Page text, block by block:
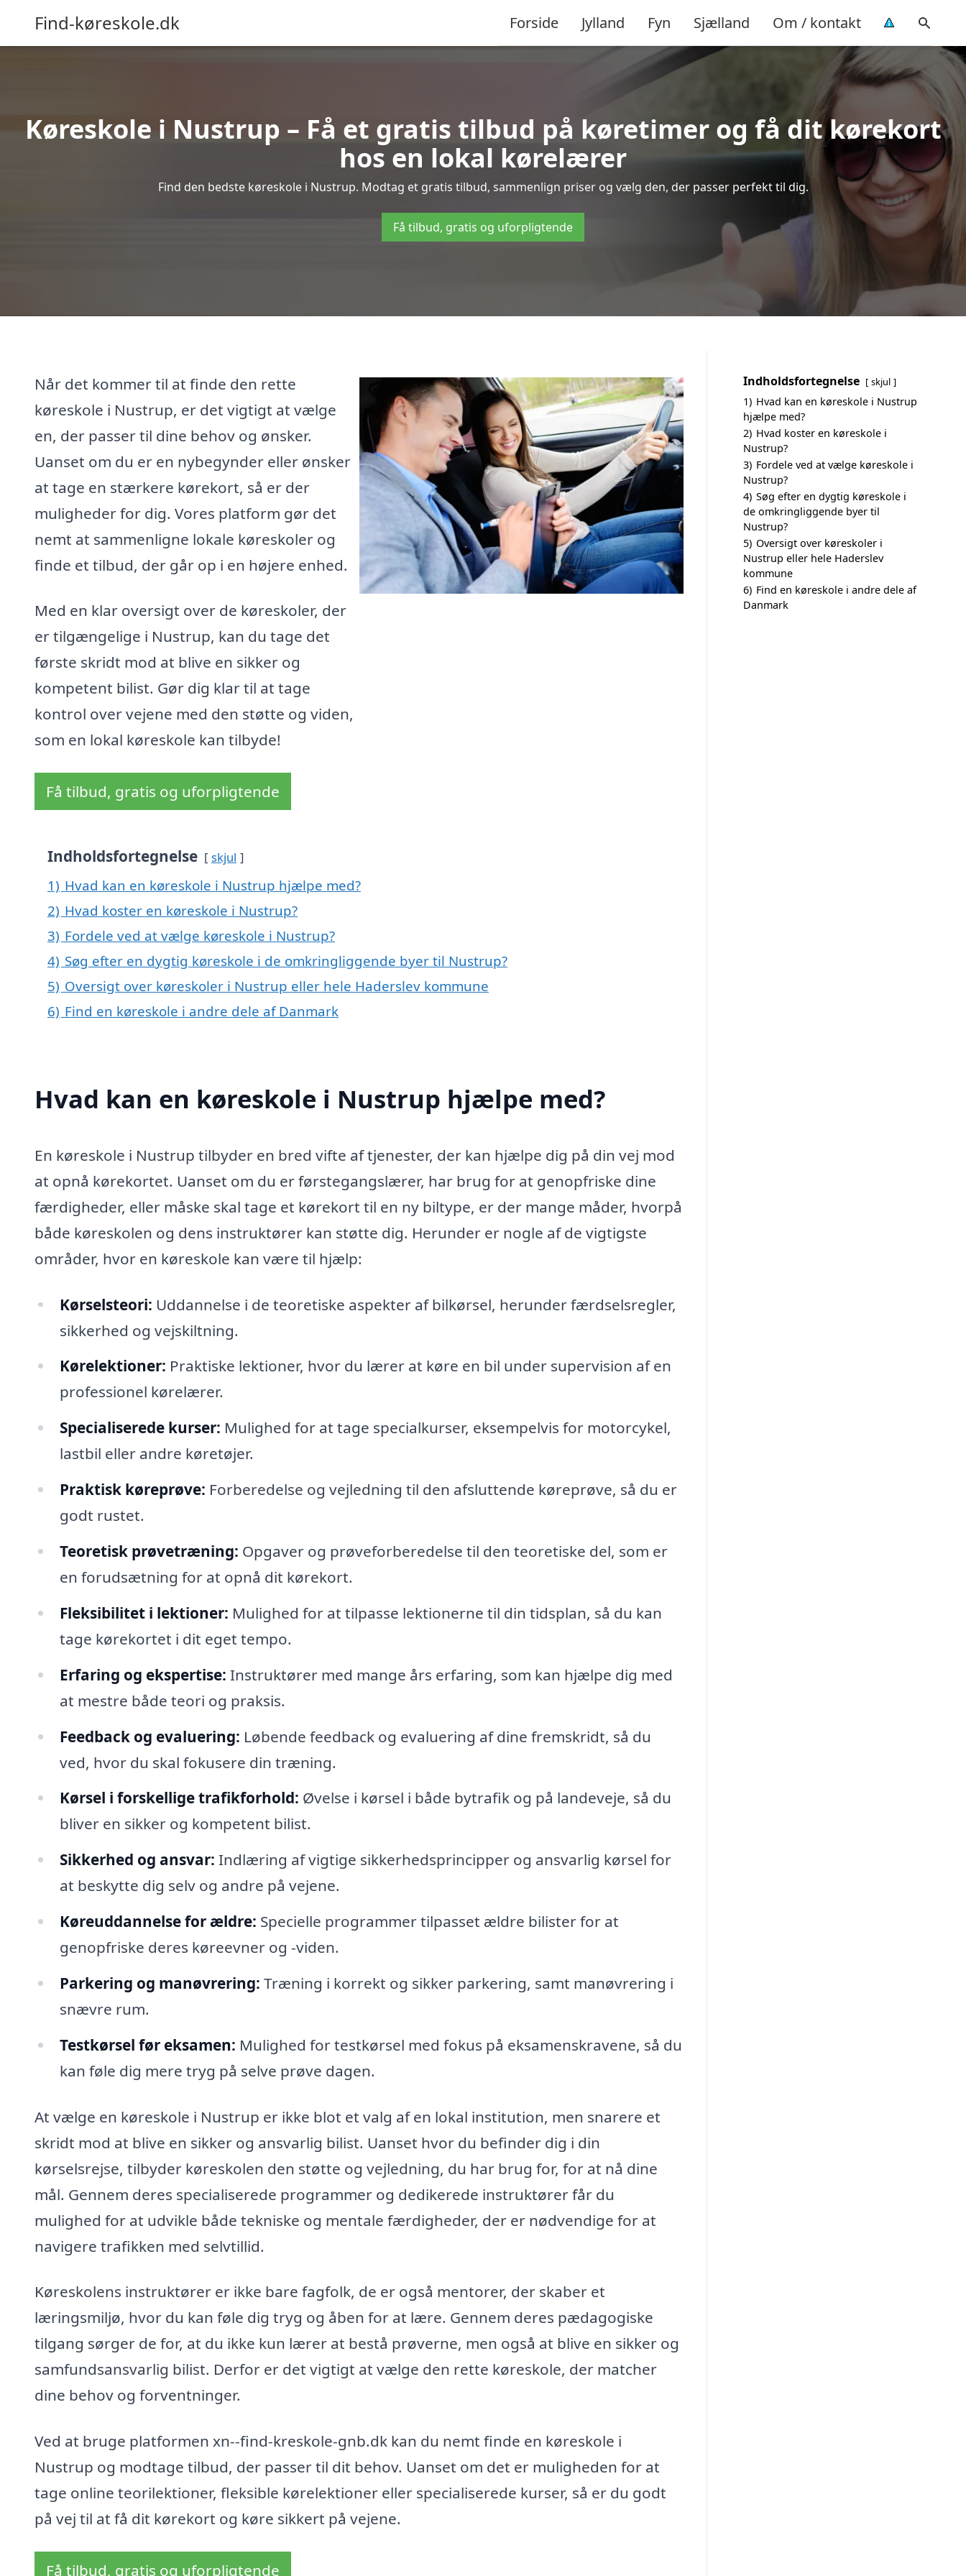
Find-køreskole.dk Forside Jylland Fyn Sjælland Om / kontakt
Køreskole i Nustrup – Få et gratis tilbud på køretimer og få dit kørekort
hos en lokal kørelærer
Find den bedste køreskole i Nustrup. Modtag et gratis tilbud, sammenlign priser og vælg den, der passer perfekt til dig.
Få tilbud, gratis og uforpligtende
Når det kommer til at finde den rette
køreskole i Nustrup, er det vigtigt at vælge
en, der passer til dine behov og ønsker.
Uanset om du er en nybegynder eller ønsker
at tage en stærkere kørekort, så er der
muligheder for dig. Vores platform gør det
nemt at sammenligne lokale køreskoler og
finde et tilbud, der går op i en højere enhed.
Med en klar oversigt over de køreskoler, der
er tilgængelige i Nustrup, kan du tage det
første skridt mod at blive en sikker og
kompetent bilist. Gør dig klar til at tage
kontrol over vejene med den støtte og viden,
som en lokal køreskole kan tilbyde!
Få tilbud, gratis og uforpligtende
Indholdsfortegnelse skjul
1) Hvad kan en køreskole i Nustrup hjælpe med?
2) Hvad koster en køreskole i Nustrup?
3) Fordele ved at vælge køreskole i Nustrup?
4) Søg efter en dygtig køreskole i de omkringliggende byer til Nustrup?
5) Oversigt over køreskoler i Nustrup eller hele Haderslev kommune
6) Find en køreskole i andre dele af Danmark
Hvad kan en køreskole i Nustrup hjælpe med?
En køreskole i Nustrup tilbyder en bred vifte af tjenester, der kan hjælpe dig på din vej mod
at opnå kørekortet. Uanset om du er førstegangslærer, har brug for at genopfriske dine
færdigheder, eller måske skal tage et kørekort til en ny biltype, er der mange måder, hvorpå
både køreskolen og dens instruktører kan støtte dig. Herunder er nogle af de vigtigste
områder, hvor en køreskole kan være til hjælp:
Kørselsteori: Uddannelse i de teoretiske aspekter af bilkørsel, herunder færdselsregler,
sikkerhed og vejskiltning.
Kørelektioner: Praktiske lektioner, hvor du lærer at køre en bil under supervision af en
professionel kørelærer.
Specialiserede kurser: Mulighed for at tage specialkurser, eksempelvis for motorcykel,
lastbil eller andre køretøjer.
Praktisk køreprøve: Forberedelse og vejledning til den afsluttende køreprøve, så du er
godt rustet.
Teoretisk prøvetræning: Opgaver og prøveforberedelse til den teoretiske del, som er
en forudsætning for at opnå dit kørekort.
Fleksibilitet i lektioner: Mulighed for at tilpasse lektionerne til din tidsplan, så du kan
tage kørekortet i dit eget tempo.
Erfaring og ekspertise: Instruktører med mange års erfaring, som kan hjælpe dig med
at mestre både teori og praksis.
Feedback og evaluering: Løbende feedback og evaluering af dine fremskridt, så du
ved, hvor du skal fokusere din træning.
Kørsel i forskellige trafikforhold: Øvelse i kørsel i både bytrafik og på landeveje, så du
bliver en sikker og kompetent bilist.
Sikkerhed og ansvar: Indlæring af vigtige sikkerhedsprincipper og ansvarlig kørsel for
at beskytte dig selv og andre på vejene.
Køreuddannelse for ældre: Specielle programmer tilpasset ældre bilister for at
genopfriske deres køreevner og -viden.
Parkering og manøvrering: Træning i korrekt og sikker parkering, samt manøvrering i
snævre rum.
Testkørsel før eksamen: Mulighed for testkørsel med fokus på eksamenskravene, så du
kan føle dig mere tryg på selve prøve dagen.
At vælge en køreskole i Nustrup er ikke blot et valg af en lokal institution, men snarere et
skridt mod at blive en sikker og ansvarlig bilist. Uanset hvor du befinder dig i din
kørselsrejse, tilbyder køreskolen den støtte og vejledning, du har brug for, for at nå dine
mål. Gennem deres specialiserede programmer og dedikerede instruktører får du
mulighed for at udvikle både tekniske og mentale færdigheder, der er nødvendige for at
navigere trafikken med selvtillid.
Køreskolens instruktører er ikke bare fagfolk, de er også mentorer, der skaber et
læringsmiljø, hvor du kan føle dig tryg og åben for at lære. Gennem deres pædagogiske
tilgang sørger de for, at du ikke kun lærer at bestå prøverne, men også at blive en sikker og
samfundsansvarlig bilist. Derfor er det vigtigt at vælge den rette køreskole, der matcher
dine behov og forventninger.
Ved at bruge platformen xn--find-kreskole-gnb.dk kan du nemt finde en køreskole i
Nustrup og modtage tilbud, der passer til dit behov. Uanset om det er muligheden for at
tage online teorilektioner, fleksible kørelektioner eller specialiserede kurser, så er du godt
på vej til at få dit kørekort og køre sikkert på vejene.
Få tilbud, gratis og uforpligtende
Indholdsfortegnelse skjul
1) Hvad kan en køreskole i Nustrup
hjælpe med?
2) Hvad koster en køreskole i
Nustrup?
3) Fordele ved at vælge køreskole i
Nustrup?
4) Søg efter en dygtig køreskole i
de omkringliggende byer til
Nustrup?
5) Oversigt over køreskoler i
Nustrup eller hele Haderslev
kommune
6) Find en køreskole i andre dele af
Danmark